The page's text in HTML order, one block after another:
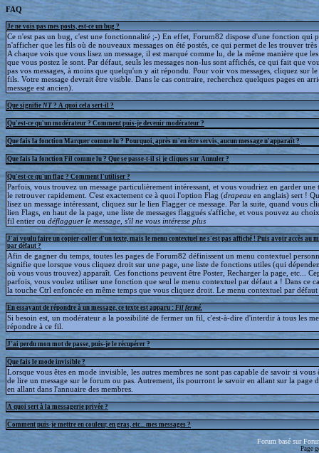
FAQ
Je ne vois pas mes posts, est-ce un bug ?
Ce n'est pas un bug, c'est une fonctionnalité ;-) En effet, Forum82 dispose d'une fonction qui
n'afficher que les fils où de nouveaux messages on été postés, ce qui permet de les trouver
A chaque vois que vous lisez un message, il est marqué comme lu, de la même manière que les
que vous postez le sont. Par défaut, seuls les messages non-lus sont affichés, ce qui fait que
pas vos messages, à moins que quelqu'un y ait répondu. Pour voir vos messages, cliquez sur
fils. Votre message devrait être visible. Dans le cas contraire, recherchez quelques pages en
message est ancien).
Que signifie NT ? A quoi cela sert-il ?
Qu'est-ce qu'un modérateur ? Comment puis-je devenir modérateur ?
Que fais la fonction Marquer comme lu ? Pourquoi, après m'en être servis, aucun message n'apparaît ?
Que fais la fonction Fil comme lu ? Que se passe-t-il si je cliques sur Annuler ?
Qu'est-ce qu'un flag ? Comment l'utiliser ?
Parfois, vous trouvez un message particulièrement intéressant, et vous voudriez en garder une
le retrouver rapidement. C'est exactement ce à quoi l'option Flag (drapeau en anglais) sert !
lisez un message intéressant, cliquez sur le lien Flagger ce message. Par la suite, quand vous
lien Flags, en haut de la page, une liste de messages flaggués s'affiche, et vous pouvez au
fil entier ou déflagguerle message, s'il ne vous intéresse plus
J'ai voulu faire un copier-coller d'un texte, mais le menu contextuel ne s'est pas affiché ! Puis avoir accès au
par défaut ?
Afin de gagner du temps, toutes les pages de Forum82 définissent un menu contextuel
signifie que lorsque vous cliquez droit sur une page, une liste de fonctions utiles (qui
où vous vous trouvez) apparaît. Ces fonctions peuvent être Poster, Recharger la page, etc...
parfois, vous voulez utiliser une fonction que seul le menu contextuel par défaut a ! Dans ce
la touche Ctrl enfoncée en même temps que vous cliquez droit. Le menu contextuel par
En essayant de répondre à un message, ce texte est apparu : Fil fermé
Si besoin est, un modérateur a la possibilité de fermer un fil, c'est-à-dire d'interdir à tous les
répondre à ce fil.
J'ai perdu mon mot de passe, puis-je le récupérer ?
Que fais le mode invisible ?
Lorsque vous êtes en mode invisible, les autres membres ne sont pas capable de savoir si vous
de lire un message sur le forum ou pas. Autrement, ils pourront le savoir en allant sur la page
en allant dans l'annuaire des membres.
A quoi sert à la messagerie privée ?
Comment puis-je mettre en couleur, en gras, etc... mes messages ?
Forum basé sur
Page